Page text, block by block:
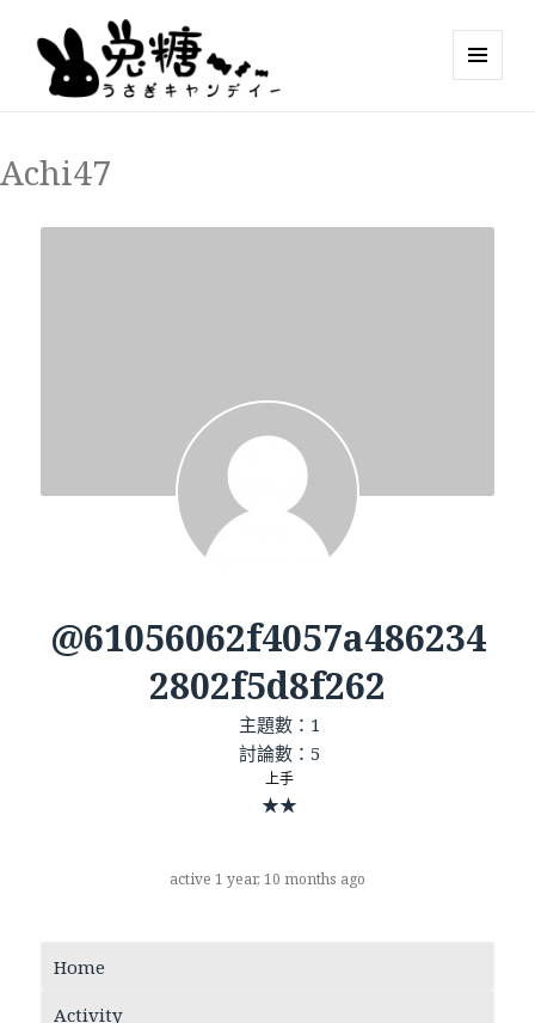
Achi47
@61056062f4057a486234
2802f5d8f262
主題數：1
討論數：5
上手
★★
active 1 year, 10 months ago
Home
Activity